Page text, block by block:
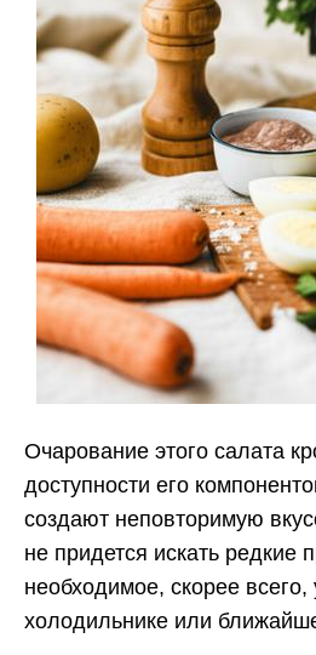
Очарование этого салата
доступности его
создают неповторимую
не придется искать редкие
необходимое, скорее
холодильнике или